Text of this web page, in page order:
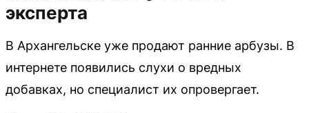
эксперта
В Архангельске уже продают ранние арбузы. В
интернете появились слухи о вредных
добавках, но специалист их опровергает.